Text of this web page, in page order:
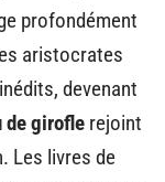
profondément
aristocrates
devenant
de girofle rejoint
Les livres de